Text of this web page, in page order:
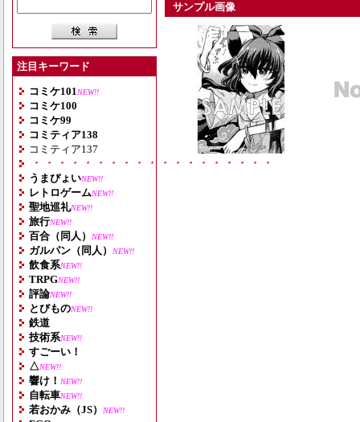
注目キーワード
コミケ101 NEW!!
コミケ100
コミケ99
コミティア138
コミティア137
・・・・・・・・・・・・・・・・・・・
うまぴょいNEW!!
レトロゲームNEW!!
聖地巡礼NEW!!
旅行NEW!!
百合（同人） NEW!!
ガルパン（同人） NEW!!
飲食系NEW!!
TRPGNEW!!
評論NEW!!
とびものNEW!!
鉄道
技術系NEW!!
すごーい！
△NEW!!
響け！ NEW!!
自転車NEW!!
若おかみ（JS） NEW!!
サンプル画像